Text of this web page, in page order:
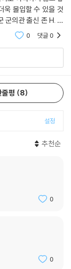
욱 몰입할 수 있을 것
군의관 출신 존 H. 왓
수도 넉넉하고 부담
0 댓글0
줄평 8
설정
추천순
0
0